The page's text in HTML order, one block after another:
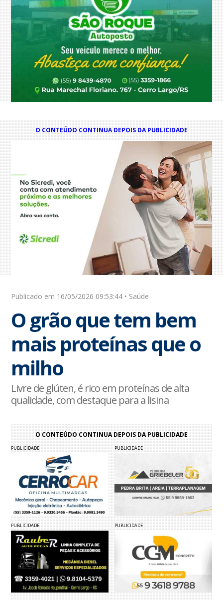
O CONTEÚDO CONTINUA DEPOIS DA PUBLICIDADE
Publicado em 16/05/2026 09:53:44 • Saúde
O grão que tem bem
mais proteínas que o
milho
Livre de glúten, é rico em proteínas de alta
qualidade, com destaque para a lisina
O CONTEÚDO CONTINUA DEPOIS DA PUBLICIDADE
PUBLICIDADE PUBLICIDADE
PUBLICIDADE PUBLICIDADE